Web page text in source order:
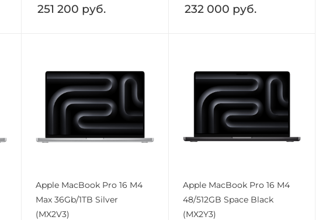
251 200 руб. 232 000 руб.
Apple MacBook Pro 16 M4
Max 36Gb/1TB Silver
(MX2V3)
Apple MacBook Pro 16 M4
48/512GB Space Black
(MX2Y3)